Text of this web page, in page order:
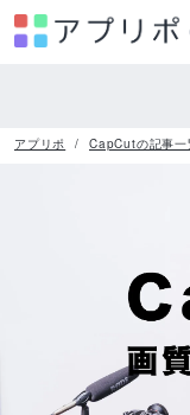
アプリポ CapCutの記事一